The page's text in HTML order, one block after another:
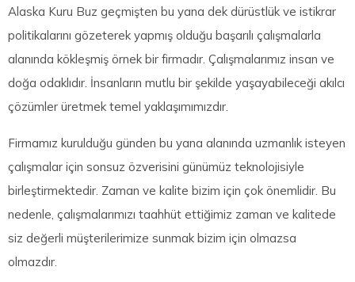
Alaska Kuru Buz geçmişten bu yana dek dürüstlük ve istikrar
politikalarını gözeterek yapmış olduğu başarılı çalışmalarla
alanında kökleşmiş örnek bir firmadır. Çalışmalarımız insan ve
doğa odaklıdır. İnsanların mutlu bir şekilde yaşayabileceği akılcı
çözümler üretmek temel yaklaşımımızdır.
Firmamız kurulduğu günden bu yana alanında uzmanlık isteyen
çalışmalar için sonsuz özverisini günümüz teknolojisiyle
birleştirmektedir. Zaman ve kalite bizim için çok önemlidir. Bu
nedenle, çalışmalarımızı taahhüt ettiğimiz zaman ve kalitede
siz değerli müşterilerimize sunmak bizim için olmazsa
olmazdır.